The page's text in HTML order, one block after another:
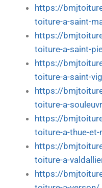
https://
toiture-a-saint-
https://
toiture-a-saint-
https://
toiture-a-saint-
https://
toiture-a-
https://
toiture-a-thue-
https://
toiture-a-
https://